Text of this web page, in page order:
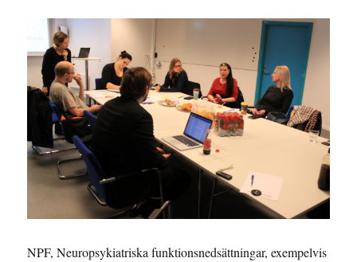
NPF, Neuropsykiatriska funktionsnedsättningar, exempelvis